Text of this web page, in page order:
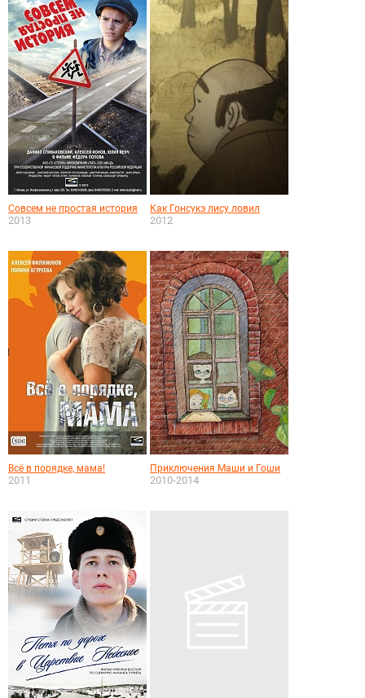
Совсем не простая история
2013
Как Гонсукэ лису ловил
2012
Всё в порядке, мама!
2011
Приключения Маши и Гоши
2010-2014